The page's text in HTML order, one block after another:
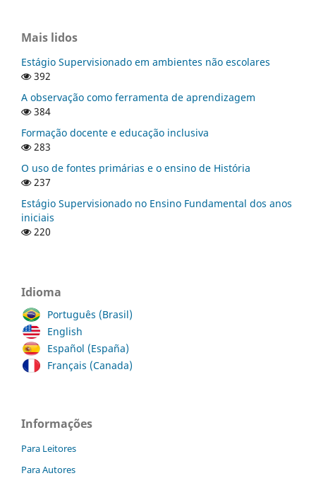
Mais lidos
Estágio Supervisionado em ambientes não escolares
392
A observação como ferramenta de aprendizagem
384
Formação docente e educação inclusiva
283
O uso de fontes primárias e o ensino de História
237
Estágio Supervisionado no Ensino Fundamental dos anos
iniciais
220
Idioma
Português (Brasil)
English
Español (España)
Français (Canada)
Informações
Para Leitores
Para Autores